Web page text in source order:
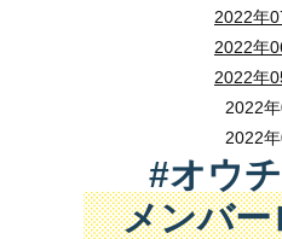
2022年
2022年
2022年
2022
2022
ご参加お待ちしております。
セミナーのお申込み・お問い合
☎ ０４－２９５８－５８５１
ご参加お待ちしております。
ライブ配信セミナーご希望の方
いただいたメールアドレス宛に
メールにある 「 セミナー視聴
ライブ配信セミナーが視聴でき
会場参加の方は、ご来場にてご
会場参加の方は、ご来場にてご参
親子で学べば、将来のトラ
賃貸物件の引継ぎと相続
日時 ：２０２５年１０月
会場 ： 狭山市産業労働セン
#オウ
メンバー